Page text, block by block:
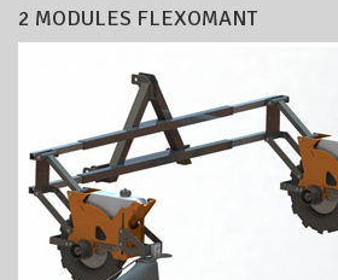
2 MODULES FLEXOMANT